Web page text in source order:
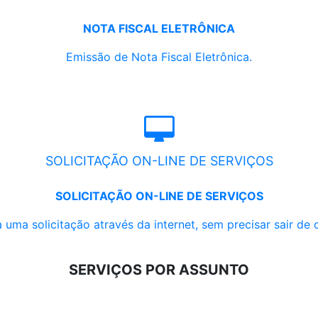
NOTA FISCAL ELETRÔNICA
Emissão de Nota Fiscal Eletrônica.
SOLICITAÇÃO ON-LINE DE SERVIÇOS
SOLICITAÇÃO ON-LINE DE SERVIÇOS
uma solicitação através da internet, sem precisar sair de
SERVIÇOS POR ASSUNTO